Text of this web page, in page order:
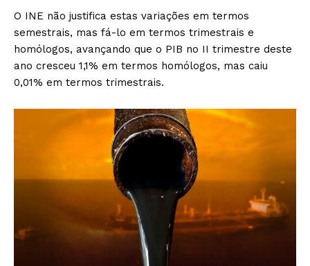
O INE não justifica estas variações em termos
semestrais, mas fá-lo em termos trimestrais e
homólogos, avançando que o PIB no II trimestre deste
ano cresceu 1,1% em termos homólogos, mas caiu
0,01% em termos trimestrais.